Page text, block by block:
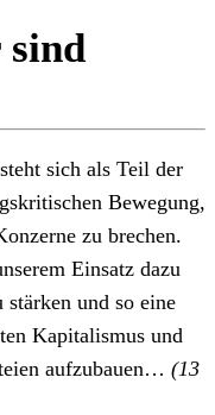
sich als Teil der
Bewegung,
zu brechen.
Einsatz dazu
und so eine
Kapitalismus und
aufzubauen… (13